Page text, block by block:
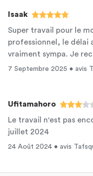
Isaak
Super travail pour le
professionnel, le délai
vraiment sympa. Je
7 Septembre 2025 • avis
Ufitamahoro
Le travail n'est pas
juillet 2024
24 Août 2024 • avis